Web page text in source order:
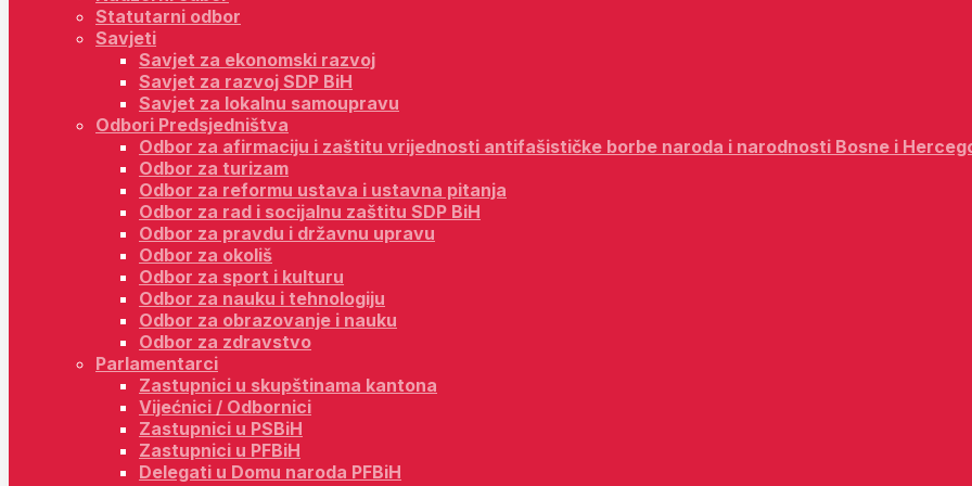
Statutarni odbor
Savjeti
Savjet za ekonomski razvoj
Savjet za razvoj SDP BiH
Savjet za lokalnu samoupravu
Odbori Predsjedništva
Odbor za afirmaciju i zaštitu vrijednosti antifašističke borbe naroda i narodnosti Bosne i
Odbor za turizam
Odbor za reformu ustava i ustavna pitanja
Odbor za rad i socijalnu zaštitu SDP BiH
Odbor za pravdu i državnu upravu
Odbor za okoliš
Odbor za sport i kulturu
Odbor za nauku i tehnologiju
Odbor za obrazovanje i nauku
Odbor za zdravstvo
Parlamentarci
Zastupnici u skupštinama kantona
Vijećnici / Odbornici
Zastupnici u PSBiH
Zastupnici u PFBiH
Delegati u Domu naroda PFBiH